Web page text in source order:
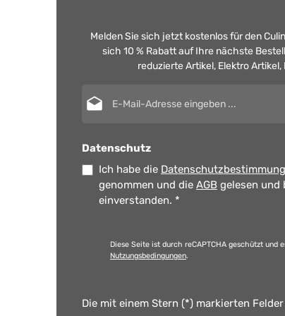
Melden Sie sich jetzt kostenlos für den
sich 10 % Rabatt auf Ihre nächste
reduzierte Artikel, Elektro
Datenschutz
Ich habe die
genommen und die AGB gelesen und
einverstanden. *
Diese Seite ist durch reCAPTCHA geschützt und
Nutzungsbedingungen.
Die mit einem Stern (*) markierten